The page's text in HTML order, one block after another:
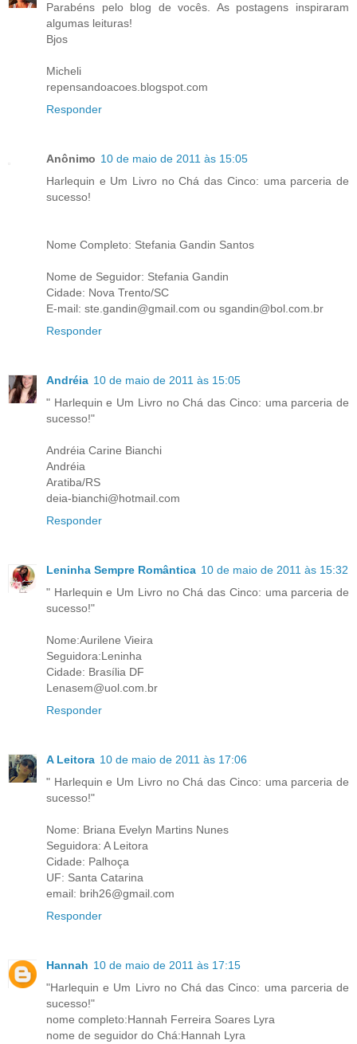
Parabéns pelo blog de vocês. As postagens inspiraram
algumas leituras!
Bjos
Micheli
repensandoacoes.blogspot.com
Responder
Anônimo 10 de maio de 2011 às 15:05
Harlequin e Um Livro no Chá das Cinco: uma parceria de
sucesso!
Nome Completo: Stefania Gandin Santos
Nome de Seguidor: Stefania Gandin
Cidade: Nova Trento/SC
E-mail: ste.gandin@gmail.com ou sgandin@bol.com.br
Responder
Andréia 10 de maio de 2011 às 15:05
" Harlequin e Um Livro no Chá das Cinco: uma parceria de
sucesso!"
Andréia Carine Bianchi
Andréia
Aratiba/RS
deia-bianchi@hotmail.com
Responder
Leninha Sempre Romântica 10 de maio de 2011 às 15:32
" Harlequin e Um Livro no Chá das Cinco: uma parceria de
sucesso!"
Nome:Aurilene Vieira
Seguidora:Leninha
Cidade: Brasília DF
Lenasem@uol.com.br
Responder
A Leitora 10 de maio de 2011 às 17:06
" Harlequin e Um Livro no Chá das Cinco: uma parceria de
sucesso!"
Nome: Briana Evelyn Martins Nunes
Seguidora: A Leitora
Cidade: Palhoça
UF: Santa Catarina
email: brih26@gmail.com
Responder
Hannah 10 de maio de 2011 às 17:15
"Harlequin e Um Livro no Chá das Cinco: uma parceria de
sucesso!"
nome completo:Hannah Ferreira Soares Lyra
nome de seguidor do Chá:Hannah Lyra